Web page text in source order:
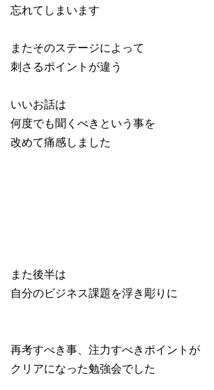
忘れてしまいます
またそのステージによって
刺さるポイントが違う
いいお話は
何度でも聞くべきという事を
改めて痛感しました
また後半は
自分のビジネス課題を浮き彫りに
再考すべき事、注力すべきポイントが
クリアになった勉強会でした